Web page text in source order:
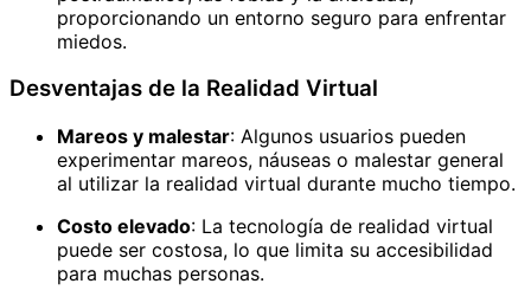
proporcionando un entorno seguro para enfrentar
miedos.
Desventajas de la Realidad Virtual
Mareos y malestar: Algunos usuarios pueden
experimentar mareos, náuseas o malestar general
al utilizar la realidad virtual durante mucho tiempo.
Costo elevado: La tecnología de realidad virtual
puede ser costosa, lo que limita su accesibilidad
para muchas personas.